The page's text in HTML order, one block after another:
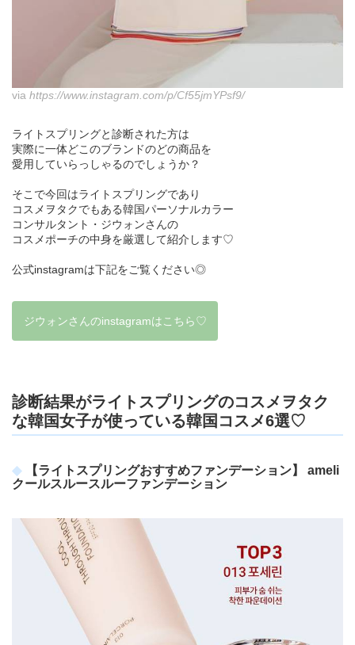
via https://www.instagram.com/p/Cf55jmYPsf9/
ライトスプリングと診断された方は
実際に一体どこのブランドのどの商品を
愛用していらっしゃるのでしょうか？
そこで今回はライトスプリングであり
コスメヲタクでもある韓国パーソナルカラー
コンサルタント・ジウォンさんの
コスメポーチの中身を厳選して紹介します♡
公式instagramは下記をご覧ください◎
ジウォンさんのinstagramはこちら♡
診断結果がライトスプリングのコスメヲタク
な韓国女子が使っている韓国コスメ6選♡
【ライトスプリングおすすめファンデーション】 ameli
クールスルースルーファンデーション